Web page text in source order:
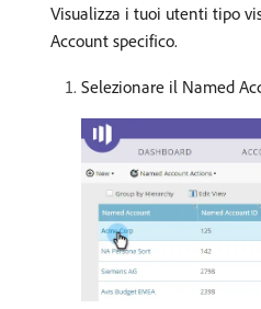
Visualizza i tuoi utenti tipo
Account specifico.
Selezionare il Named